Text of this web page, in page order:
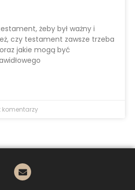
żeby był ważny i
czy testament zawsze trzeba
jakie mogą być
komentarzy